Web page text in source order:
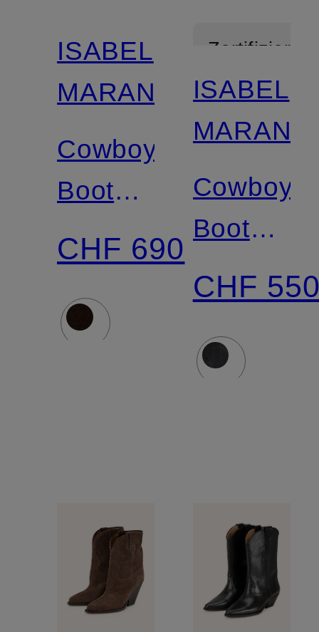
ISABEL
MARANT
Cowboy
Boots
DUERTO
CHF 690
Zertifiziert
ISABEL
MARANT
Cowboy
Boots
DEWINA
CHF